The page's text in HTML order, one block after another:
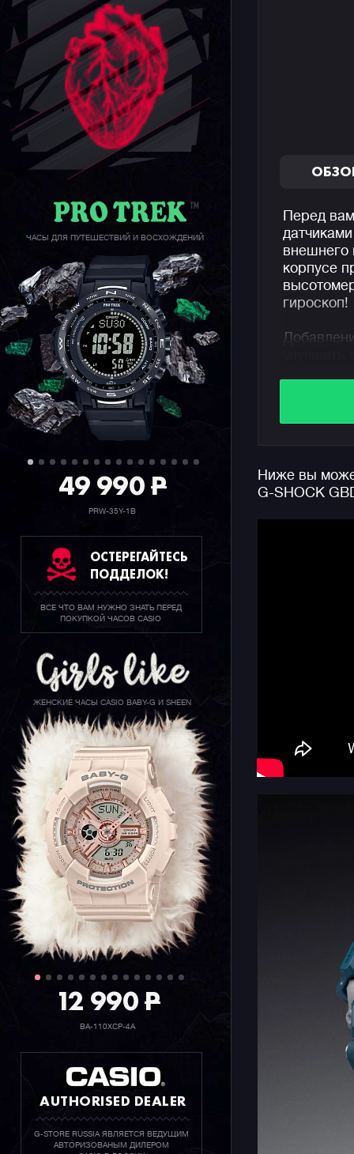
ЧАСЫ ДЛЯ ПУТЕШЕСТВИЙ И ВОСХОЖДЕНИЙ
49 990P
PRW-35Y-1B
ОСТЕРЕГАЙТЕСЬ
ПОДДЕЛОК!
ВСЕ ЧТО ВАМ НУЖНО ЗНАТЬ ПЕРЕД
ПОКУПКОЙ ЧАСОВ CASIO
ЖЕНСКИЕ ЧАСЫ CASIO BABY-G И SHEEN
12 990P
BA-110XCP-4A
AUTHORISED DEALER
G-STORE RUSSIA ЯВЛЯЕТСЯ ВЕДУЩИМ
АВТОРИЗОВАНЫМ ДИЛЕРОМ
Перед
внешнего
корпусе
гироскоп!
что
Отдельно
Bluetooth.
Базовый
от
Ниже вы
G-SHOCK